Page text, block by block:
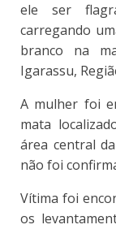
ele ser
carregando
branco na
Igarassu,
A mulher foi
mata
área central
não foi
Vítima foi
os